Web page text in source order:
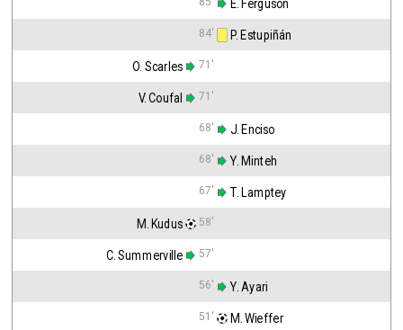
E. Ferguson
84' P. Estupiñán
O. Scarles 71'
V. Coufal 71'
68' J. Enciso
68' Y. Minteh
67' T. Lamptey
M. Kudus 58'
C. Summerville 57'
56' Y. Ayari
51' M. Wieffer